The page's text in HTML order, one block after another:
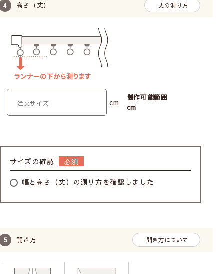
高さ（丈） 丈の測り方
cm
制作可能範囲
cm
サイズの確認
幅と高さ（丈）の測り方を確認しました
開き方 開き方について